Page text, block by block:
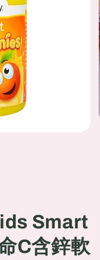
Smart
C含鋅軟